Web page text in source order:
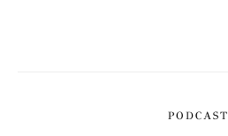
PODCAST